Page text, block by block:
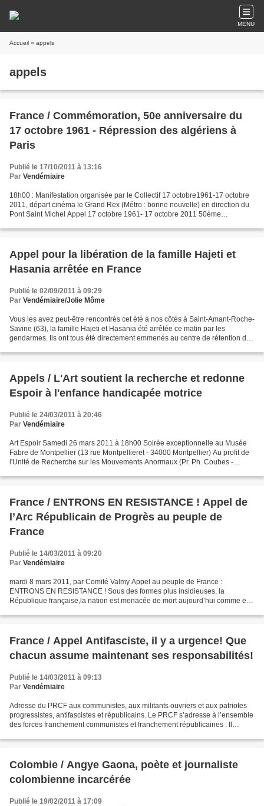
MENU
Accueil » appels
appels
France / Commémoration, 50e anniversaire du
17 octobre 1961 - Répression des algériens à
Paris
Publié le 17/10/2011 à 13:16
Par Vendémiaire
18h00 : Manifestation organisée par le Collectif 17 octobre1961-17 octobre
2011, départ cinéma le Grand Rex (Métro : bonne nouvelle) en direction du
Pont Saint Michel Appel 17 octobre 1961- 17 octobre 2011 50ème
Appel pour la libération de la famille Hajeti et
Hasania arrêtée en France
Publié le 02/09/2011 à 09:29
Par Vendémiaire/Jolie Môme
Vous les avez peut-être rencontrés cet été à nos côtés à Saint-Amant-Roche-
Savine (63), la famille Hajeti et Hasania été arrêtée ce matin par les
gendarmes. Ils ont tous été directement emmenés au centre de rétention de
Appels / L'Art soutient la recherche et redonne
Espoir à l'enfance handicapée motrice
Publié le 24/03/2011 à 20:46
Par Vendémiaire
Art Espoir Samedi 26 mars 2011 à 18h00 Soirée exceptionnelle au Musée
Fabre de Montpellier (13 rue Montpellieret - 34000 Montpellier) Au profit de
l'Unité de Recherche sur les Mouvements Anormaux (Pr. Ph. Coubes -
France / ENTRONS EN RESISTANCE ! Appel de
l’Arc Républicain de Progrès au peuple de
France
Publié le 14/03/2011 à 09:20
Par Vendémiaire
mardi 8 mars 2011, par Comité Valmy Appel au peuple de France :
ENTRONS EN RESISTANCE ! Sous des formes plus insidieuses, la
République française,la nation est menacée de mort aujourd’hui comme elle
France / Appel Antifasciste, il y a urgence! Que
chacun assume maintenant ses responsabilités!
Publié le 14/03/2011 à 09:13
Par Vendémiaire
Adresse du PRCF aux communistes, aux militants ouvriers et aux patriotes
progressistes, antifascistes et républicains. Le PRCF s’adresse à l’ensemble
des forces franchement communistes et franchement républicaines . Il
Colombie / Angye Gaona, poète et journaliste
colombienne incarcérée
Publié le 19/02/2011 à 17:09